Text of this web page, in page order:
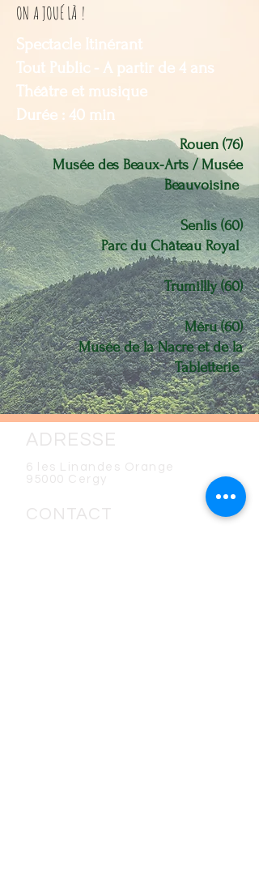
ON A JOUÉ LÀ !
Spectacle Itinérant
Tout Public - A partir de 4 ans
Théâtre et musique
Durée : 40 min
Rouen (76)
Musée des Beaux-Arts / Musée
Beauvoisine
Senlis (60)
Parc du Château Royal
Trumillly (60)
Méru (60)
Musée de la Nacre et de la
Tabletterie
ADRESSE
6 les Linandes Orange
95000 Cergy
CONTACT